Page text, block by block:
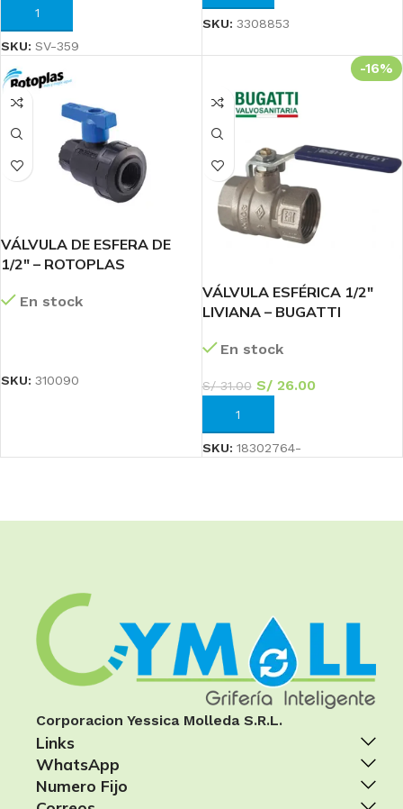
AÑADIR AL CARRITO
SKU: SV-359
SKU: 3308853
VÁLVULA DE ESFERA DE
1/2″ – ROTOPLAS
En stock
SKU: 310090
-16%
VÁLVULA ESFÉRICA 1/2″
LIVIANA – BUGATTI
En stock
S/31.00 S/26.00
AÑADIR AL CARRITO
SKU: 18302764-
Corporacion Yessica Molleda S.R.L.
Links
WhatsApp
Numero Fijo